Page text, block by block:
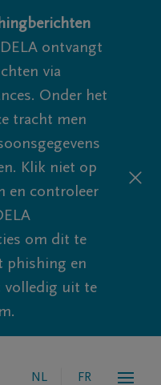
DELA ontvangt
via
Onder het
tracht men
Klik niet op
en controleer
om dit te
phishing en
volledig uit te
NL FR